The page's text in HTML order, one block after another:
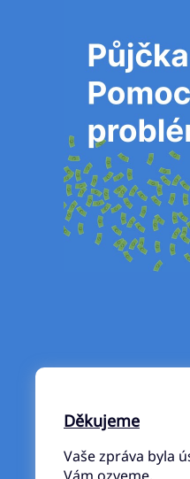
Děkujeme
Vaše zpráva byla